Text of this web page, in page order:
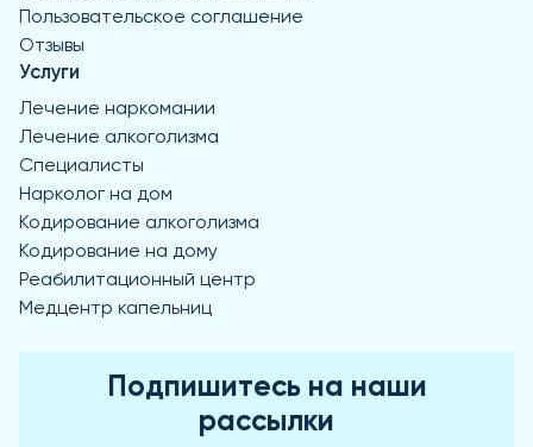
Пользовательское соглашение
Отзывы
Услуги
Лечение наркомании
Лечение алкоголизма
Специалисты
Нарколог на дом
Кодирование алкоголизма
Кодирование на дому
Реабилитационный центр
Медцентр капельниц
Подпишитесь на наши
рассылки